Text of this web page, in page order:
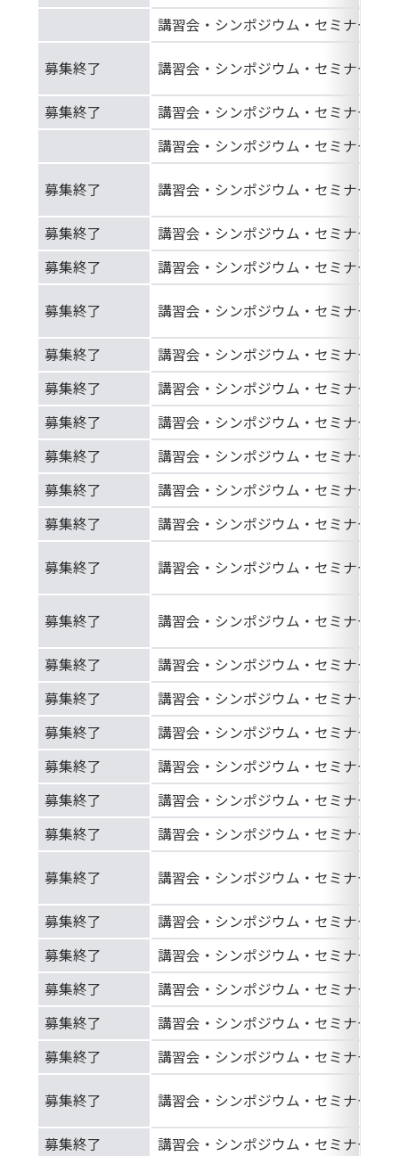
講習会・シンポジウム・セミナー等
募集終了 講習会・シンポジウム・セミナー等
募集終了
講習会・シンポジウム・セミナー等
講習会・シンポジウム・セミナー等
募集終了 講習会・シンポジウム・セミナー等
募集終了
講習会・シンポジウム・セミナー等
募集終了
講習会・シンポジウム・セミナー等
募集終了 講習会・シンポジウム・セミナー等
募集終了
講習会・シンポジウム・セミナー等
募集終了
講習会・シンポジウム・セミナー等
募集終了
講習会・シンポジウム・セミナー等
募集終了
講習会・シンポジウム・セミナー等
募集終了
講習会・シンポジウム・セミナー等
募集終了
講習会・シンポジウム・セミナー等
募集終了 講習会・シンポジウム・セミナー等
募集終了 講習会・シンポジウム・セミナー等
募集終了
講習会・シンポジウム・セミナー等
募集終了
講習会・シンポジウム・セミナー等
募集終了
講習会・シンポジウム・セミナー等
募集終了
講習会・シンポジウム・セミナー等
募集終了
講習会・シンポジウム・セミナー等
募集終了
講習会・シンポジウム・セミナー等
募集終了 講習会・シンポジウム・セミナー等
募集終了
講習会・シンポジウム・セミナー等
募集終了
講習会・シンポジウム・セミナー等
募集終了
講習会・シンポジウム・セミナー等
募集終了
講習会・シンポジウム・セミナー等
募集終了
講習会・シンポジウム・セミナー等
募集終了 講習会・シンポジウム・セミナー等
募集終了
講習会・シンポジウム・セミナー等